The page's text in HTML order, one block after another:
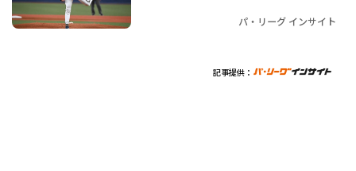
パ・リーグ インサイト
記事提供：